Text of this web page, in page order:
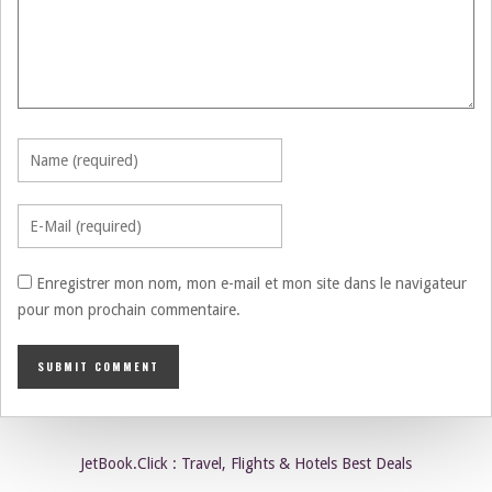
Enregistrer mon nom, mon e-mail et mon site dans le navigateur
pour mon prochain commentaire.
JetBook.Click : Travel, Flights & Hotels Best Deals